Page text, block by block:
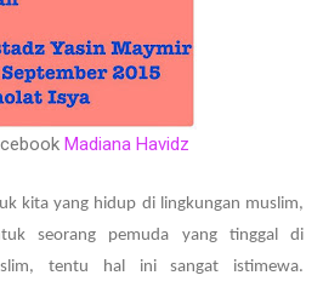
Madiana Havidz
kita yang hidup di lingkungan muslim,
seorang pemuda yang tinggal di
tentu hal ini sangat istimewa.